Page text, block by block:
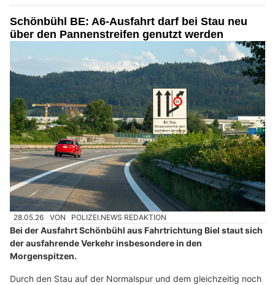
Schönbühl BE: A6-Ausfahrt darf bei Stau neu
über den Pannenstreifen genutzt werden
28.05.26 VON POLIZEI.NEWS REDAKTION
Bei der Ausfahrt Schönbühl aus Fahrtrichtung Biel staut sich
der ausfahrende Verkehr insbesondere in den
Morgenspitzen.
Durch den Stau auf der Normalspur und dem gleichzeitig noch